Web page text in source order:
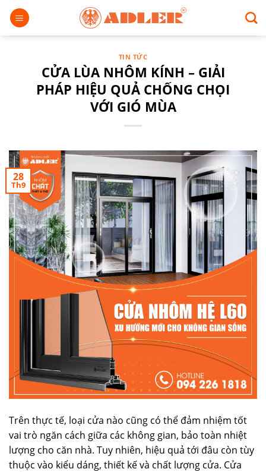
Chuyển
đến
nội
TIN TỨC
CỬA LÙA NHÔM KÍNH – GIẢI
PHÁP HIỆU QUẢ CHỐNG CHỌI
VỚI GIÓ MÙA
28
Th9
Trên thực tế, loại cửa nào cũng có thể đảm nhiệm tốt
vai trò ngăn cách giữa các không gian, bảo toàn nhiệt
lượng cho căn nhà. Tuy nhiên, hiệu quả tới đâu còn tùy
thuộc vào kiểu dáng, thiết kế và chất lượng cửa. Cửa